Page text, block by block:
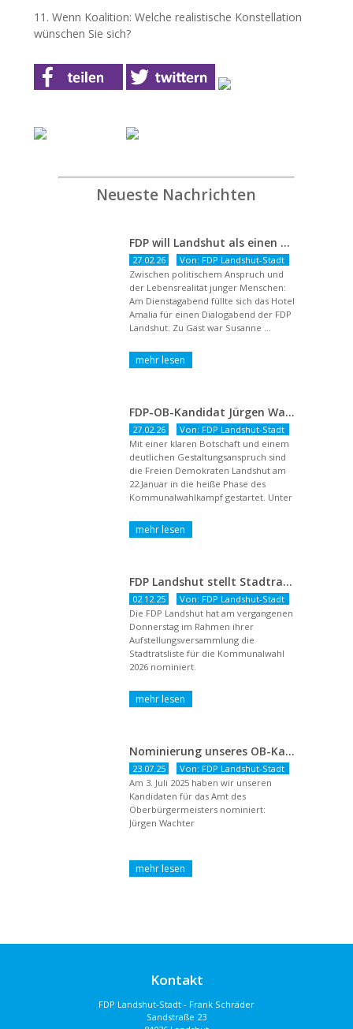
11. Wenn Koalition: Welche realistische Konstellation
wünschen Sie sich?
Neueste Nachrichten
FDP will Landshut als einen echten Chancenort gestalten
27.02.26
Von: FDP Landshut-Stadt
Zwischen politischem Anspruch und
der Lebensrealität junger Menschen:
Am Dienstagabend füllte sich das Hotel
Amalia für einen Dialogabend der FDP
Landshut. Zu Gast war Susanne ...
FDP-OB-Kandidat Jürgen Wachter: „Politik auf Pump ist unsozial“
27.02.26
Von: FDP Landshut-Stadt
Mit einer klaren Botschaft und einem
deutlichen Gestaltungsanspruch sind
die Freien Demokraten Landshut am
22.Januar in die heiße Phase des
Kommunalwahlkampf gestartet. Unter
FDP Landshut stellt Stadtratsliste für 2026 auf – OB-Kandidat Jürgen Wachter betont Gestaltungsanspruch und liberale Zukunftsvision
02.12.25
Von: FDP Landshut-Stadt
Die FDP Landshut hat am vergangenen
Donnerstag im Rahmen ihrer
Aufstellungsversammlung die
Stadtratsliste für die Kommunalwahl
2026 nominiert.
Nominierung unseres OB-Kandidaten
23.07.25
Von: FDP Landshut-Stadt
Am 3. Juli 2025 haben wir unseren
Kandidaten für das Amt des
Oberbürgermeisters nominiert:
Jürgen Wachter
Kontakt
FDP Landshut-Stadt - Frank Schräder
Sandstraße 23